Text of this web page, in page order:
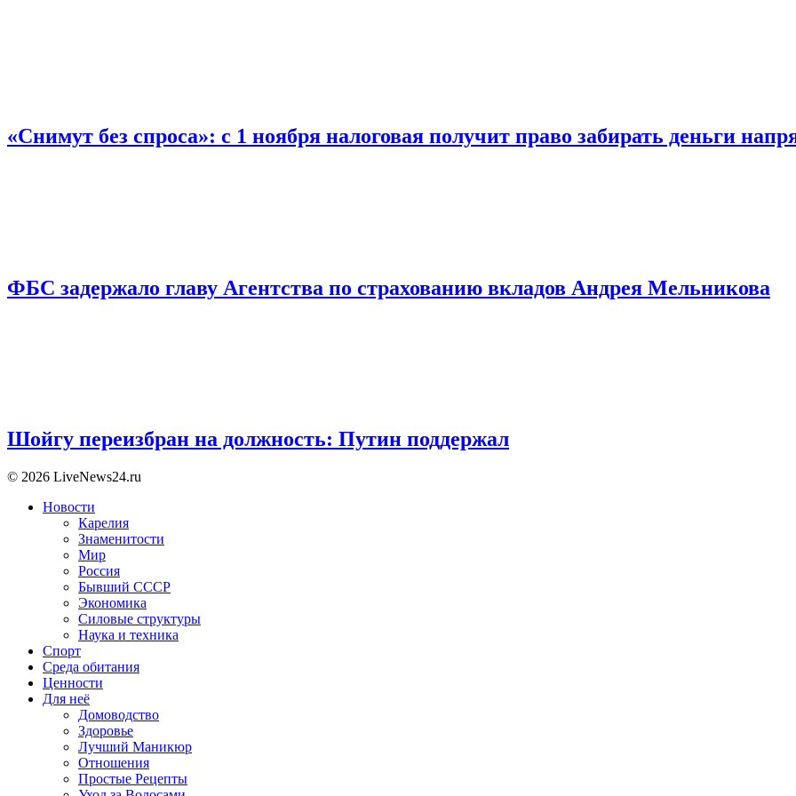
«Снимут без спроса»: с 1 ноября налоговая получит право забирать деньги
ФБС задержало главу Агентства по страхованию вкладов Андрея Мельникова
Шойгу переизбран на должность: Путин поддержал
© 2026 LiveNews24.ru
Новости
Карелия
Знаменитости
Мир
Россия
Бывший СССР
Экономика
Силовые структуры
Наука и техника
Спорт
Среда обитания
Ценности
Для неё
Домоводство
Здоровье
Лучший Маникюр
Отношения
Простые Рецепты